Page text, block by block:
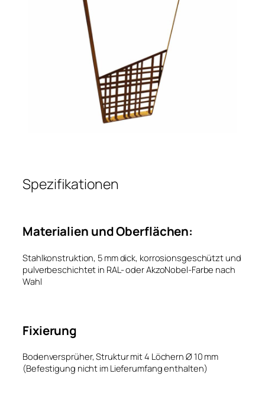
Spezifikationen
Materialien und Oberflächen:
Stahlkonstruktion, 5 mm dick, korrosionsgeschützt und
pulverbeschichtet in RAL- oder AkzoNobel-Farbe nach
Wahl
Fixierung
Bodenversprüher, Struktur mit 4 Löchern Ø 10 mm
(Befestigung nicht im Lieferumfang enthalten)